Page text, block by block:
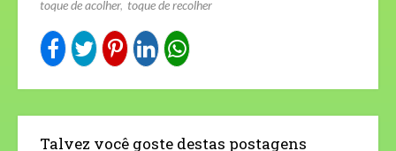
toque de acolher toque de recolher
Talvez você goste destas postagens